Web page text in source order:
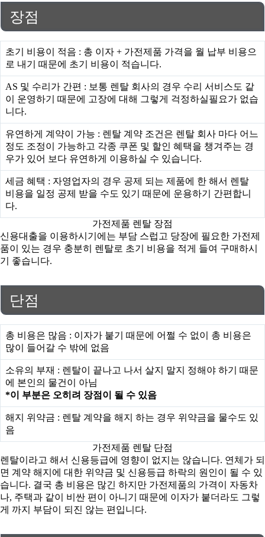
장점
초기 비용이 적음 : 총 이자 + 가전제품 가격을 월 납부 비용으
로 내기 때문에 초기 비용이 적습니다.
AS 및 수리가 간편 : 보통 렌탈 회사의 경우 수리 서비스도 같
이 운영하기 때문에 고장에 대해 그렇게 걱정하실필요가 없습
니다.
유연하게 계약이 가능 : 렌탈 계약 조건은 렌탈 회사 마다 어느
정도 조정이 가능하고 각종 쿠폰 및 할인 혜택을 챙겨주는 경
우가 있어 보다 유연하게 이용하실 수 있습니다.
세금 혜택 : 자영업자의 경우 공제 되는 제품에 한 해서 렌탈
비용을 일정 공제 받을 수도 있기 때문에 운용하기 간편합니
다.
가전제품 렌탈 장점
신용대출을 이용하시기에는 부담 스럽고 당장에 필요한 가전제
품이 있는 경우 충분히 렌탈로 초기 비용을 적게 들여 구매하시
기 좋습니다.
단점
총 비용은 많음 : 이자가 붙기 때문에 어쩔 수 없이 총 비용은
많이 들어갈 수 밖에 없음
소유의 부재 : 렌탈이 끝나고 나서 살지 말지 정해야 하기 때문
에 본인의 물건이 아님
*이 부분은 오히려 장점이 될 수 있음
해지 위약금 : 렌탈 계약을 해지 하는 경우 위약금을 물수도 있
음
가전제품 렌탈 단점
렌탈이라고 해서 신용등급에 영향이 없지는 않습니다. 연체가 되
면 계약 해지에 대한 위약금 및 신용등급 하락의 원인이 될 수 있
습니다. 결국 총 비용은 많긴 하지만 가전제품의 가격이 자동차
나, 주택과 같이 비싼 편이 아니기 때문에 이자가 붙더라도 그렇
게 까지 부담이 되진 않는 편입니다.